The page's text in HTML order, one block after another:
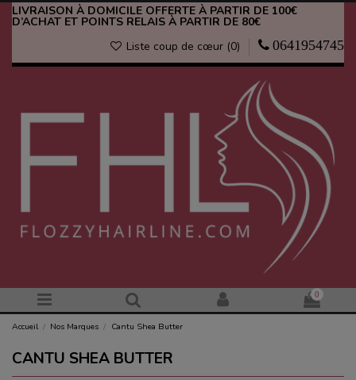
LIVRAISON À DOMICILE OFFERTE À PARTIR DE 100€
D’ACHAT ET POINTS RELAIS À PARTIR DE 80€
Liste coup de cœur (0) 0641954745
0
Accueil Nos Marques Cantu Shea Butter
CANTU SHEA BUTTER